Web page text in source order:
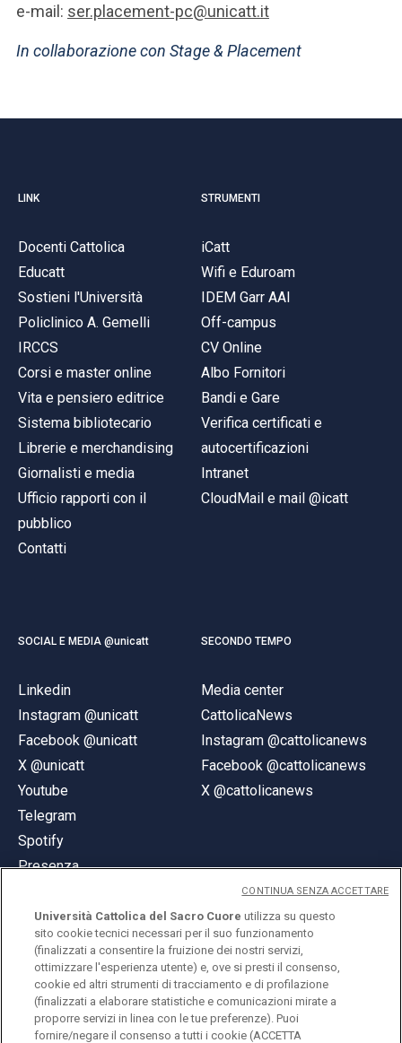
e-mail: ser.placement-pc@unicatt.it
In collaborazione con Stage & Placement
LINK
Docenti Cattolica
Educatt
Sostieni l'Università
Policlinico A. Gemelli
IRCCS
Corsi e master online
Vita e pensiero editrice
Sistema bibliotecario
Librerie e merchandising
Giornalisti e media
Ufficio rapporti con il
pubblico
Contatti
STRUMENTI
iCatt
Wifi e Eduroam
IDEM Garr AAI
Off-campus
CV Online
Albo Fornitori
Bandi e Gare
Verifica certificati e
autocertificazioni
Intranet
CloudMail e mail @icatt
SOCIAL E MEDIA @unicatt
Linkedin
Instagram @unicatt
Facebook @unicatt
X @unicatt
Youtube
Telegram
Spotify
Presenza
SECONDO TEMPO
Media center
CattolicaNews
Instagram @cattolicanews
Facebook @cattolicanews
X @cattolicanews
© Università Cattolica del Sacro Cuore
Largo A. Gemelli 1, 20123 Milano
PI 02133120150
Università Cattolica del Sacro Cuore utilizza su questo
sito cookie tecnici necessari per il suo funzionamento
(finalizzati a consentire la fruizione dei nostri servizi,
ottimizzare l'esperienza utente) e, ove si presti il consenso,
cookie ed altri strumenti di tracciamento e di profilazione
(finalizzati a elaborare statistiche e comunicazioni mirate a
proporre servizi in linea con le tue preferenze). Puoi
fornire/negare il consenso a tutti i cookie (ACCETTA
CONTINUA SENZA ACCETTARE